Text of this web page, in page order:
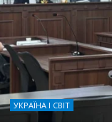
УКРАЇНА І СВІТ